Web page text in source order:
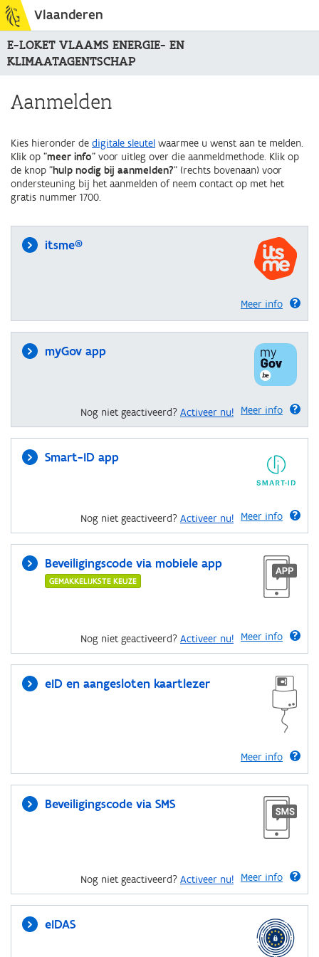
Vlaanderen
E-LOKET VLAAMS ENERGIE- EN
KLIMAATAGENTSCHAP
Aanmelden
Kies hieronder de digitale sleutel waarmee u wenst aan te melden.
Klik op "meer info" voor uitleg over die aanmeldmethode. Klik op
de knop "hulp nodig bij aanmelden?" (rechts bovenaan) voor
ondersteuning bij het aanmelden of neem contact op met het
gratis nummer 1700.
itsme®
Meer info
myGov app
Meer info
Nog niet geactiveerd? Activeer nu!
Smart-ID app
Meer info
Nog niet geactiveerd? Activeer nu!
Beveiligingscode via mobiele app
GEMAKKELIJKSTE KEUZE
Meer info
Nog niet geactiveerd? Activeer nu!
eID en aangesloten kaartlezer
Meer info
Beveiligingscode via SMS
Meer info
Nog niet geactiveerd? Activeer nu!
eIDAS